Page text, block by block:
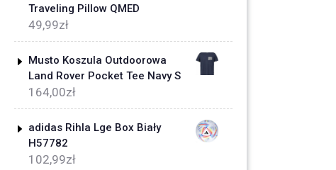
Traveling Pillow QMED
49,99zł
Musto Koszula Outdoorowa
Land Rover Pocket Tee Navy S
164,00zł
adidas Rihla Lge Box Biały
H57782
102,99zł